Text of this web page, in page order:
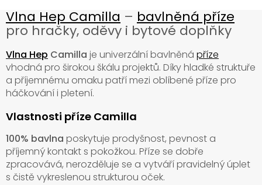
Vlna Hep Camilla – bavlněná příze
pro hračky, oděvy i bytové doplňky
Vlna Hep Camilla je univerzální bavlněná příze
vhodná pro širokou škálu projektů. Díky hladké struktuře
a příjemnému omaku patří mezi oblíbené příze pro
háčkování i pletení.
Vlastnosti příze Camilla
100% bavlna poskytuje prodyšnost, pevnost a
příjemný kontakt s pokožkou. Příze se dobře
zpracovává, nerozděluje se a vytváří pravidelný úplet
s čistě vykreslenou strukturou oček.